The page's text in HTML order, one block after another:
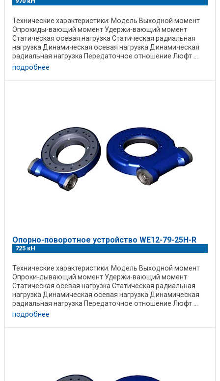
Технические характеристики: Модель Выходной момент
Опрокиды-вающий момент Удержи-вающий момент
Статическая осевая нагрузка Статическая радиальная
нагрузка Динамическая осевая нагрузка Динамическая
радиальная нагрузка Передаточное отношение Люфт ...
подробнее
Опорно-поворотное устройство WE12-79-25H-R
725 кН
Технические характеристики: Модель Выходной момент
Опроки-дывающий момент Удержи-вающий момент
Статическая осевая нагрузка Статическая радиальная
нагрузка Динамическая осевая нагрузка Динамическая
радиальная нагрузка Передаточное отношение Люфт ...
подробнее